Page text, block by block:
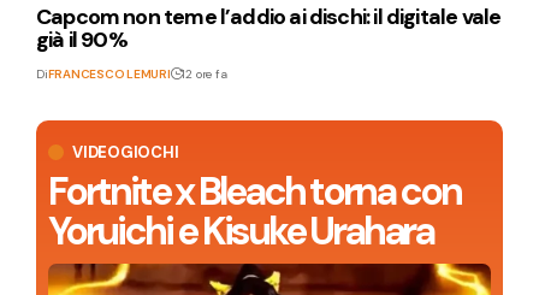
VIDEOGIOCHI
Fortnite x Bleach torna con
Yoruichi e Kisuke Urahara
Capcom non teme l’addio ai dischi: il digitale vale
già il 90%
DiFRANCESCO LEMURI 12 ore fa